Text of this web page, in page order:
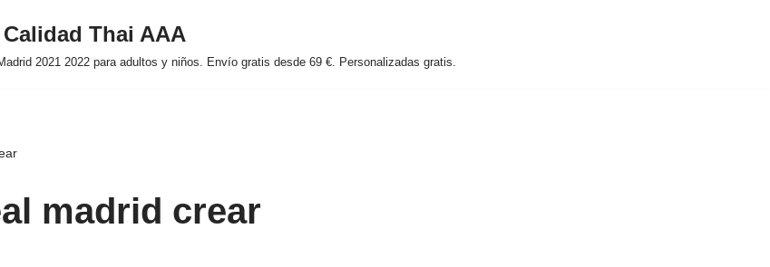
Thai AAA
2021 2022 para adultos y niños. Envío gratis desde 69 €. Personalizadas gratis.
madrid crear